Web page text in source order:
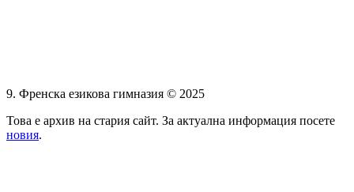
9. Френска езикова гимназия © 2025
Това е архив на стария сайт. За актуална информация посете
новия.